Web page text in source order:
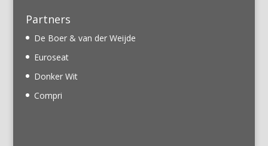
Partners
De Boer & van der Weijde
Euroseat
Donker Wit
Compri